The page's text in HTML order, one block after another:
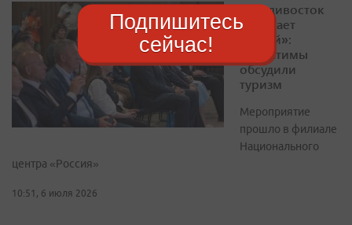
«Владивосток
собирает
друзей»:
побратимы
обсудили
туризм
Мероприятие
прошло в филиале
Национального
центра «Россия»
10:51, 6 июля 2026
Подпишитесь
сейчас!